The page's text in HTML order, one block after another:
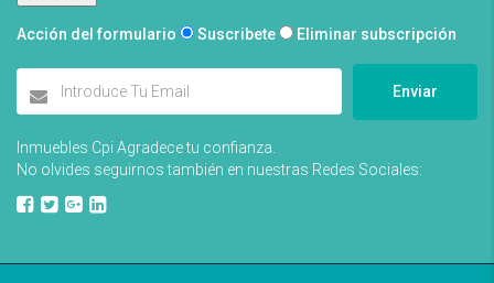
Acción del formulario Suscribete Eliminar subscripción
Enviar
Inmuebles Cpi Agradece tu confianza.
No olvides seguirnos también en nuestras Redes Sociales: